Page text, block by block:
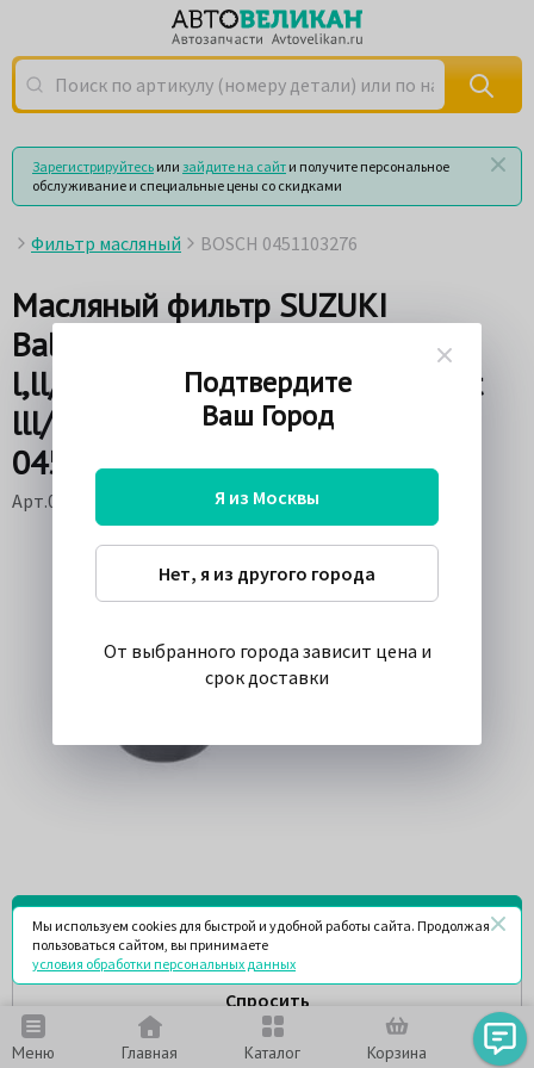
Меню Главная Каталог Корзина Чат
Поиск по артикулу (номеру детали) или по названию
Зарегистрируйтесь или зайдите на сайт и получите персональное
обслуживание и специальные цены со скидками
Фильтр масляный BOSCH 0451103276
Масляный фильтр SUZUKI
Baleno/Grand Vitara/Ignis
l,ll/Jimmy/Liana/Samurai/SJ/Swift
lll/SX4/Vitara/Wagon BOSCH
0451103276
Арт.0451103276
Найти у поставщиков
Спросить
Подтвердите
Ваш Город
Я из Москвы
Нет, я из другого города
От выбранного города зависит цена и
срок доставки
Мы используем cookies для быстрой и удобной работы сайта. Продолжая
пользоваться сайтом, вы принимаете
условия обработки персональных данных